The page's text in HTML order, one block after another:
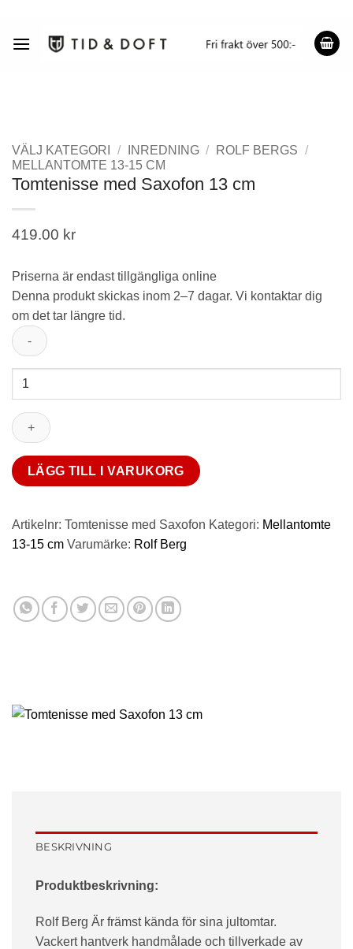
content
VÄLJ KATEGORI / INREDNING / ROLF BERGS /
MELLANTOMTE 13-15 CM
Tomtenisse med Saxofon 13 cm
419.00 kr
Priserna är endast tillgängliga online
Denna produkt skickas inom 2–7 dagar. Vi kontaktar dig
om det tar längre tid.
Tomtenisse
Saxofon
13
mängdLÄGG TILL I VARUKORG
Artikelnr: Tomtenisse med Saxofon Kategori: Mellantomte
13-15 cm Varumärke: Rolf Berg
BESKRIVNING
Produktbeskrivning:
Rolf Berg Är främst kända för sina jultomtar.
Vackert hantverk handmålade och tillverkade av